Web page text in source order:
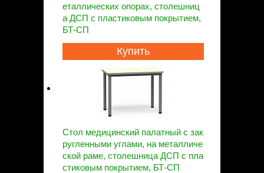
еталлических опорах, столешниц
а ДСП с пластиковым покрытием,
БТ-СП
Купить
Стол медицинский палатный с зак
ругленными углами, на металличе
ской раме, столешница ДСП с пла
стиковым покрытием, БТ-СП